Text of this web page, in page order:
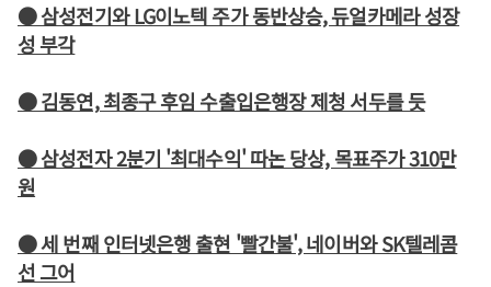
● 삼성전기와 LG이노텍 주가 동반상승, 듀얼카메라 성장
성 부각
● 김동연, 최종구 후임 수출입은행장 제청 서두를 듯
● 삼성전자 2분기 '최대수익' 따논 당상, 목표주가 310만
원
● 세 번째 인터넷은행 출현 '빨간불', 네이버와 SK텔레콤
선 그어